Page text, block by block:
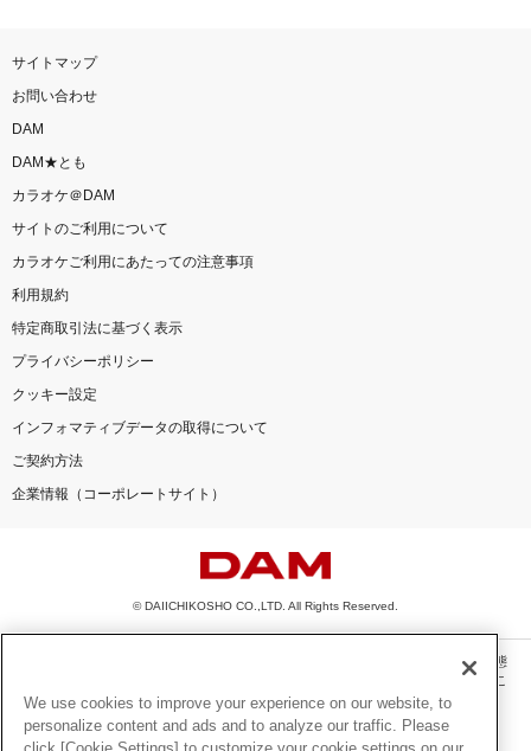
サイトマップ
お問い合わせ
DAM
DAM★とも
カラオケ＠DAM
サイトのご利用について
カラオケご利用にあたっての注意事項
利用規約
特定商取引法に基づく表示
プライバシーポリシー
クッキー設定
インフォマティブデータの取得について
ご契約方法
企業情報（コーポレートサイト）
© DAIICHIKOSHO CO.,LTD. All Rights Reserved.
このサイトに掲載されている一切の文章・画像・写真・動画・音声等を、手段や形態
を問わず、著作権法の定める範囲を超えて無断で複製、転載、ファイル化などするこ
とを禁じます。
楽曲及びコンテンツは、機種によりご利用いただけない場合があります。
We use cookies to improve your experience on our website, to
personalize content and ads and to analyze our traffic. Please